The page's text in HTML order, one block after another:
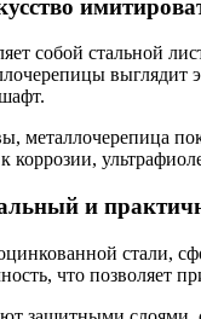
собой стальной
металлочерепица
коррозии,
и
стали,
что позволяет